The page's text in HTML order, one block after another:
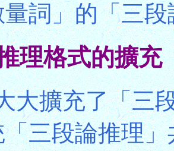
詞」的「三
理格式的擴充
大擴充了「三
三段論推理